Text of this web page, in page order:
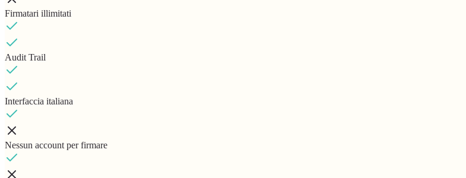
Firmatari illimitati
Audit Trail
Interfaccia italiana
Nessun account per firmare